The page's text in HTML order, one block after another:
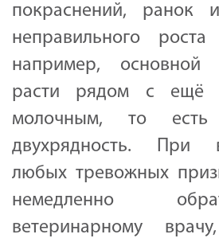
покраснений, ранок
неправильного
например, основной
расти рядом с ещё
молочным, то есть
двухрядность. При
любых тревожных
немедленно
ветеринарному